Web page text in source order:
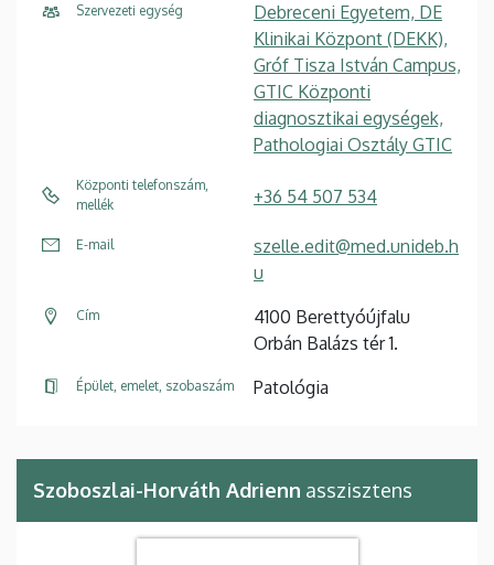
Szervezeti egység
Debreceni Egyetem, DE
Klinikai Központ (DEKK),
Gróf Tisza István Campus,
GTIC Központi
diagnosztikai egységek,
Pathologiai Osztály GTIC
Központi telefonszám,
mellék
+36 54 507 534
E-mail
szelle.edit@med.unideb.h
u
Cím
4100 Berettyóújfalu
Orbán Balázs tér 1.
Épület, emelet, szobaszám Patológia
Szoboszlai-Horváth Adrienn asszisztens